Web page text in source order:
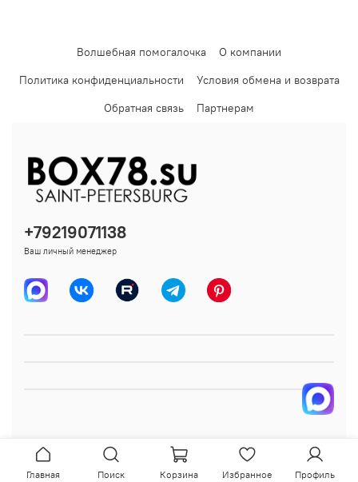
Волшебная помогалочка
О компании
Политика конфиденциальности
Условия обмена и возврата
Обратная связь
Партнерам
+79219071138
Ваш личный менеджер
Главная Поиск Корзина Избранное Профиль